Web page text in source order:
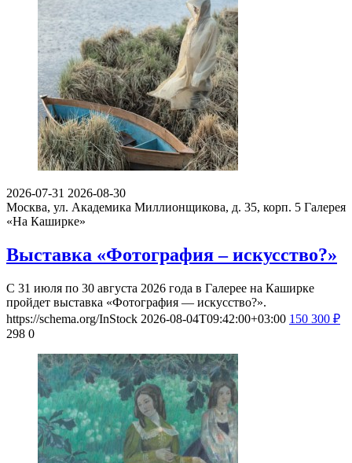
2026-07-31 2026-08-30
Москва, ул. Академика Миллионщикова, д. 35, корп. 5 Галерея
«На Каширке»
Выставка «Фотография – искусство?»
С 31 июля по 30 августа 2026 года в Галерее на Каширке
пройдет выставка «Фотография — искусство?».
https://schema.org/InStock 2026-08-04T09:42:00+03:00 150 300 ₽
298 0